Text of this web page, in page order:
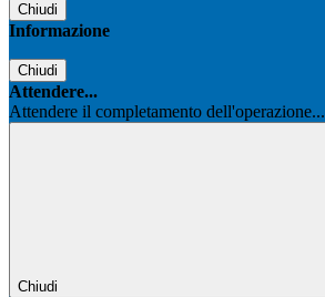
Chiudi
Informazione
Chiudi
Attendere...
Attendere il completamento dell'operazione...
Chiudi